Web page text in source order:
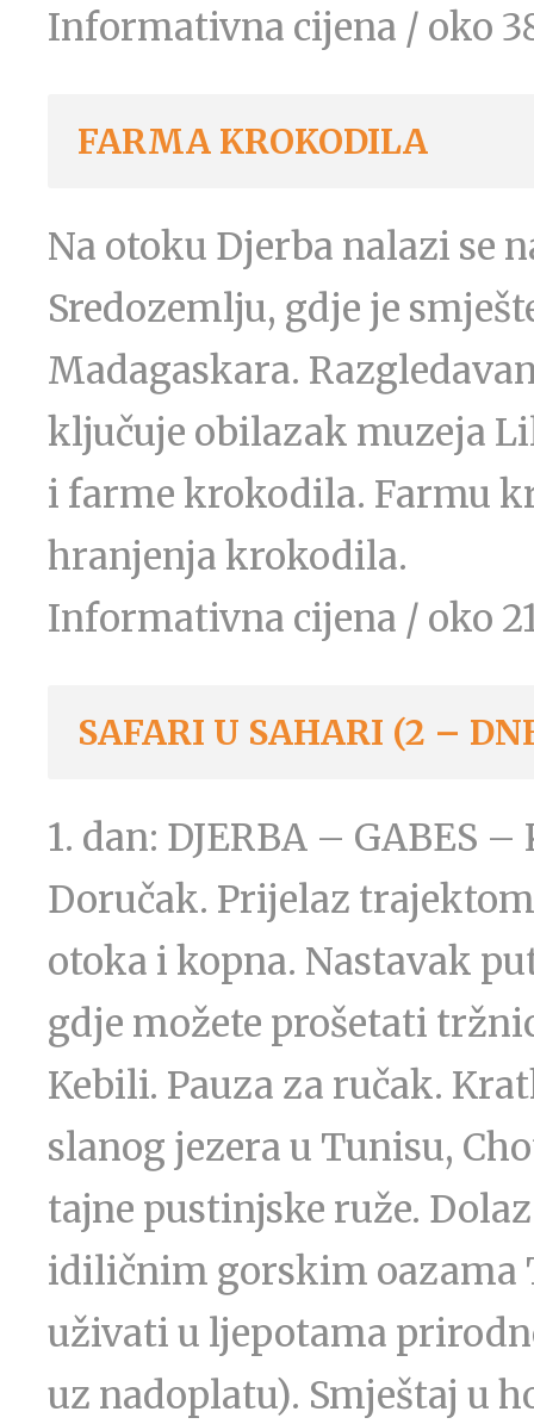
Informativna cijena / oko
FARMA KROKODILA
Na otoku Djerba nalazi se
Sredozemlju, gdje je
Madagaskara.
ključuje obilazak muzeja
i farme krokodila. Farmu
hranjenja krokodila.
Informativna cijena / oko
SAFARI U SAHARI (2 –
1. dan: DJERBA – GABES
Doručak. Prijelaz
otoka i kopna. Nastavak
gdje možete prošetati
Kebili. Pauza za ručak.
slanog jezera u Tunisu,
tajne pustinjske ruže.
idiličnim gorskim oazama
uživati u ljepotama
uz nadoplatu). Smještaj u